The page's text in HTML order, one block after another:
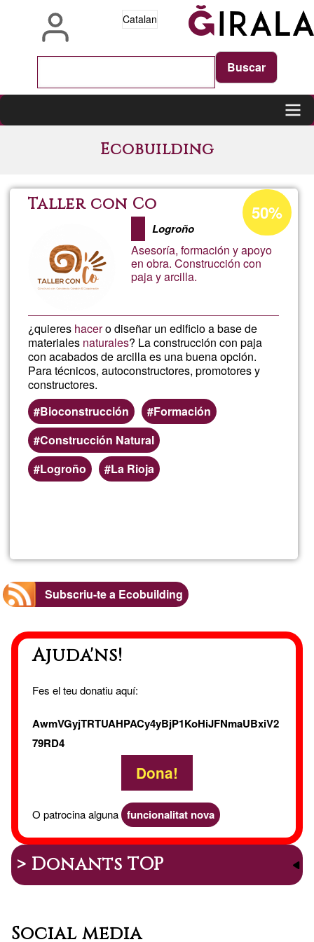
Catalan
navigation
Ecobuilding
Taller con Co
Logroño
Asesoría, formación y apoyo
en obra. Construcción con
paja y arcilla.
¿quieres hacero diseñar un edificio a base de
materiales naturales? La construcción con paja
con acabados de arcilla es una buena opción.
Para técnicos, autoconstructores, promotores y
constructores.
Bioconstrucción
Formación
Construcción Natural
Logroño
La Rioja
Percentatge
d'acceptació
de
G1
50%
Subscriu-te a Ecobuilding
Ajuda'ns!
Fes el teu donatiu aquí:
AwmVGyjTRTUAHPACy4yBjP1KoHiJFNmaUBxiV2
79RD4
Dona!
O patrocina alguna funcionalitat nova
> Donants TOP
Social media